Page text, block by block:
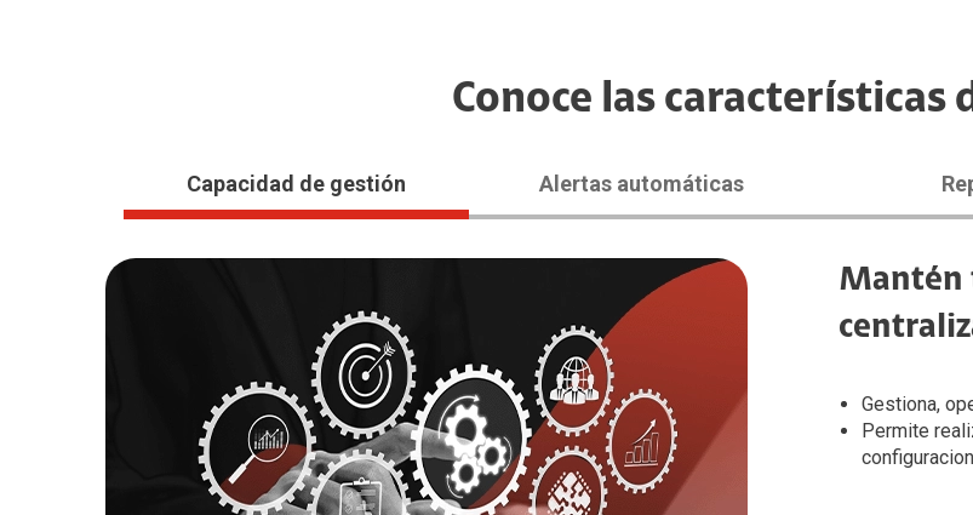
Conoce las características
Capacidad de gestión Alertas automáticas
Mantén
Gestiona,
Permite